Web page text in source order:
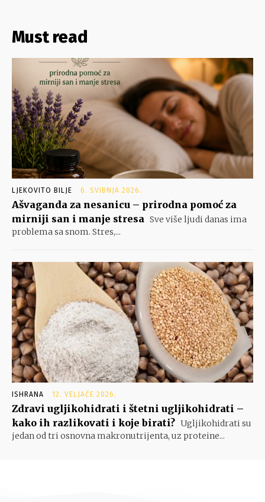
Must read
LJEKOVITO BILJE 6. SVIBNJA 2026.
Ašvaganda za nesanicu – prirodna pomoć za
mirniji san i manje stresa Sve više ljudi danas ima
problema sa snom. Stres,...
ISHRANA 12. VELJAČE 2026.
Zdravi ugljikohidrati i štetni ugljikohidrati –
kako ih razlikovati i koje birati? Ugljikohidrati su
jedan od tri osnovna makronutrijenta, uz proteine...